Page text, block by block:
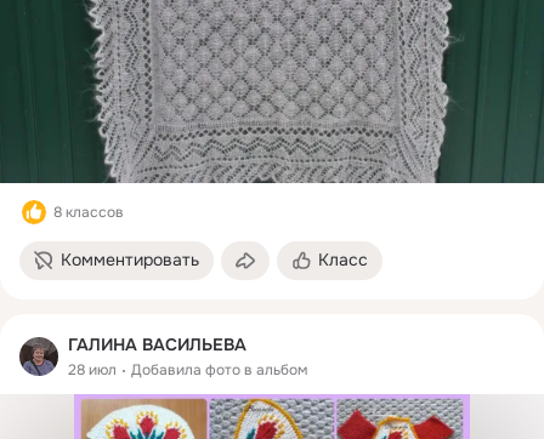
8 классов
Комментировать Класс
ГАЛИНА ВАСИЛЬЕВА
28 июл Добавила фото в альбом